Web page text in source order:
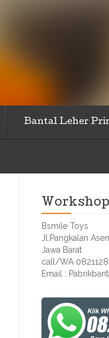
Bantal Leher
Workshop
Bsmile Toys
Jl.Pangkalan
Jawa Barat
call/WA
Email :